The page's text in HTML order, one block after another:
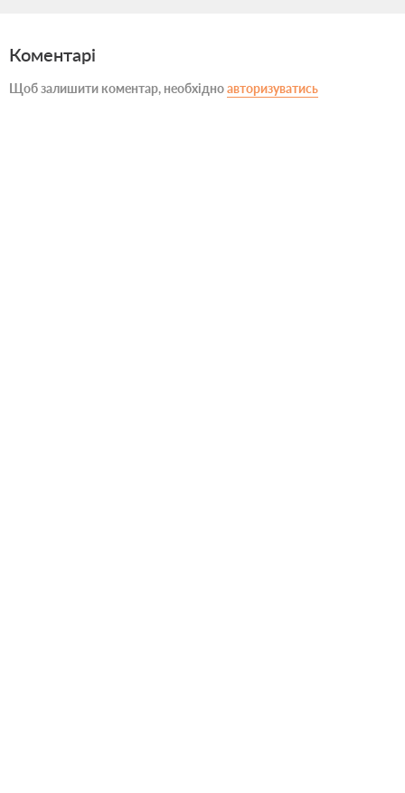
Коментарі
Щоб залишити коментар, необхідноавторизуватись